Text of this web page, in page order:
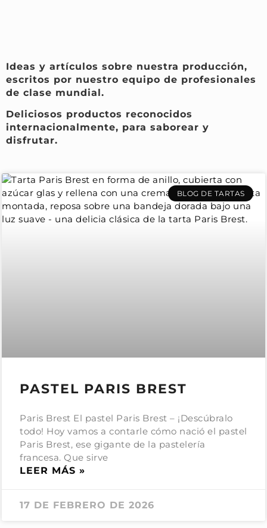
Ideas y artículos sobre nuestra producción,
escritos por nuestro equipo de profesionales
de clase mundial.
Deliciosos productos reconocidos
internacionalmente, para saborear y
disfrutar.
BLOG DE TARTAS
PASTEL PARIS BREST
Paris Brest El pastel Paris Brest – ¡Descúbralo
todo! Hoy vamos a contarle cómo nació el pastel
Paris Brest, ese gigante de la pastelería
francesa. Que sirve
LEER MÁS »
17 DE FEBRERO DE 2026